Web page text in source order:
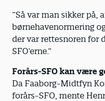
”Så var man sikker på,
børnehavenormering
der var rettesnoren for
SFO’erne.”
Forårs-SFO kan være
Da Faaborg-Midtfyn
forårs-SFO, mente